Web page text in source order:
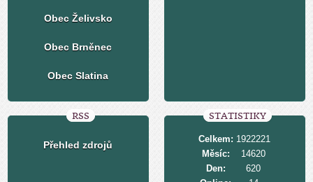
Obec Želivsko
Obec Brněnec
Obec Slatina
RSS
Přehled zdrojů
STATISTIKY
Celkem: 1922221
Měsíc:
14620
Den:
620